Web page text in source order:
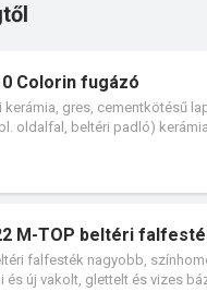
Colorin fugázó
kerámia, gres, cementkötésű
oldalfal, beltéri padló)
M-TOP beltéri
falfesték nagyobb,
és új vakolt, glettelt és vizes